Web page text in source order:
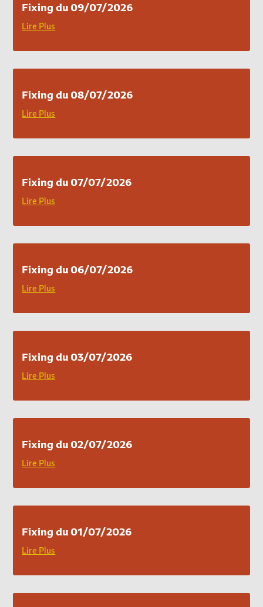
Fixing du 09/07/2026
Lire Plus
Fixing du 08/07/2026
Lire Plus
Fixing du 07/07/2026
Lire Plus
Fixing du 06/07/2026
Lire Plus
Fixing du 03/07/2026
Lire Plus
Fixing du 02/07/2026
Lire Plus
Fixing du 01/07/2026
Lire Plus